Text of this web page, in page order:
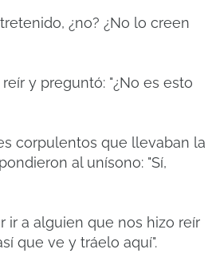
¿no? ¿No lo creen
y preguntó: "¿No es esto
corpulentos que llevaban la
al unísono: "Sí,
ir a alguien que nos hizo reír
que ve y tráelo aquí".